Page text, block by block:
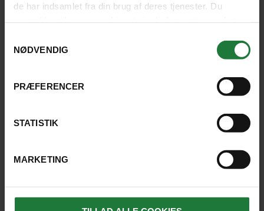
de har indsamlet fra din brug af deres tjenester. Du
NØDVENDIG
PRÆFERENCER
STATISTIK
MARKETING
ELSEBETH, GENTOFTE